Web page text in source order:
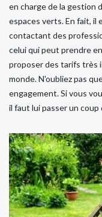
en charge de la gestion
espaces verts. En fait, il
contactant des
celui qui peut prendre
proposer des tarifs très
monde. N'oubliez pas
engagement. Si vous
il faut lui passer un coup